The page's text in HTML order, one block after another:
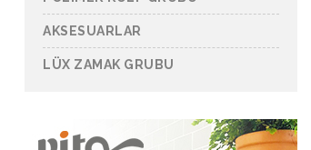
AKSESUARLAR
LÜX ZAMAK GRUBU